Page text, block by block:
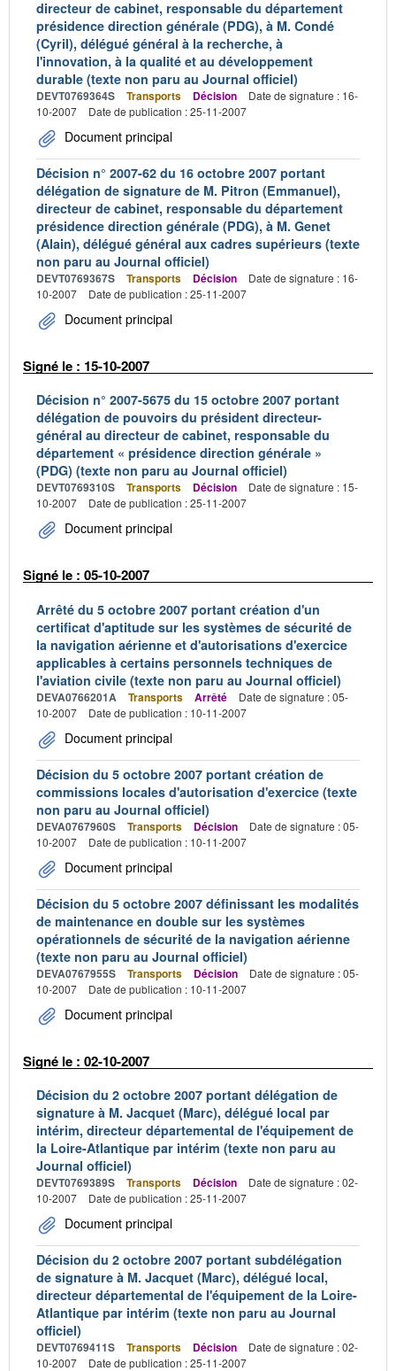
directeur de cabinet, responsable du département
présidence direction générale (PDG), à M. Condé
(Cyril), délégué général à la recherche, à
l'innovation, à la qualité et au développement
durable (texte non paru au Journal officiel)
DEVT0769364S Transports Décision
Date de signature : 16-
10-2007
Date de publication : 25-11-2007
Document principal
Décision n° 2007-62 du 16 octobre 2007 portant
délégation de signature de M. Pitron (Emmanuel),
directeur de cabinet, responsable du département
présidence direction générale (PDG), à M. Genet
(Alain), délégué général aux cadres supérieurs (texte
non paru au Journal officiel)
DEVT0769367S Transports Décision
Date de signature : 16-
10-2007
Date de publication : 25-11-2007
Document principal
Signé le : 15-10-2007
Décision n° 2007-5675 du 15 octobre 2007 portant
délégation de pouvoirs du président directeur-
général au directeur de cabinet, responsable du
département « présidence direction générale »
(PDG) (texte non paru au Journal officiel)
DEVT0769310S Transports Décision
Date de signature : 15-
10-2007
Date de publication : 25-11-2007
Document principal
Signé le : 05-10-2007
Arrêté du 5 octobre 2007 portant création d'un
certificat d'aptitude sur les systèmes de sécurité de
la navigation aérienne et d'autorisations d'exercice
applicables à certains personnels techniques de
l'aviation civile (texte non paru au Journal officiel)
DEVA0766201A Transports Arrêté
Date de signature : 05-
10-2007
Date de publication : 10-11-2007
Document principal
Décision du 5 octobre 2007 portant création de
commissions locales d'autorisation d'exercice (texte
non paru au Journal officiel)
DEVA0767960S Transports Décision
Date de signature : 05-
10-2007
Date de publication : 10-11-2007
Document principal
Décision du 5 octobre 2007 définissant les modalités
de maintenance en double sur les systèmes
opérationnels de sécurité de la navigation aérienne
(texte non paru au Journal officiel)
DEVA0767955S Transports Décision
Date de signature : 05-
10-2007
Date de publication : 10-11-2007
Document principal
Signé le : 02-10-2007
Décision du 2 octobre 2007 portant délégation de
signature à M. Jacquet (Marc), délégué local par
intérim, directeur départemental de l'équipement de
la Loire-Atlantique par intérim (texte non paru au
Journal officiel)
DEVT0769389S Transports Décision
Date de signature : 02-
10-2007
Date de publication : 25-11-2007
Document principal
Décision du 2 octobre 2007 portant subdélégation
de signature à M. Jacquet (Marc), délégué local,
directeur départemental de l'équipement de la Loire-
Atlantique par intérim (texte non paru au Journal
officiel)
DEVT0769411S Transports Décision
Date de signature : 02-
10-2007
Date de publication : 25-11-2007